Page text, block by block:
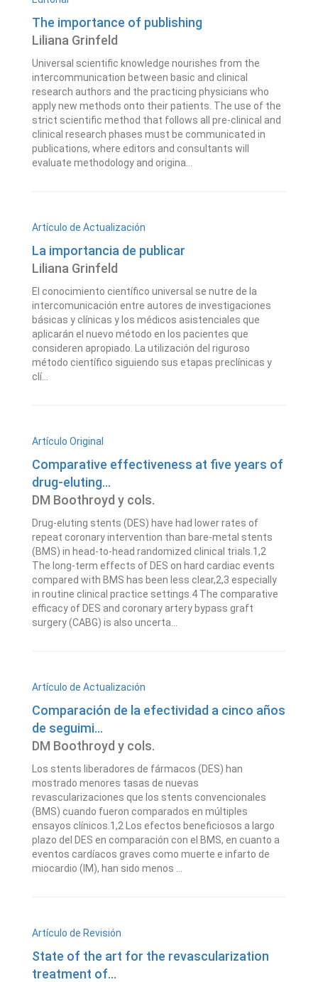
The importance of publishing
Liliana Grinfeld
Universal scientific knowledge nourishes from the
intercommunication between basic and clinical
research authors and the practicing physicians who
apply new methods onto their patients. The use of the
strict scientific method that follows all pre-clinical and
clinical research phases must be communicated in
publications, where editors and consultants will
evaluate methodology and origina...
Artículo de Actualización
La importancia de publicar
Liliana Grinfeld
El conocimiento científico universal se nutre de la
intercomunicación entre autores de investigaciones
básicas y clínicas y los médicos asistenciales que
aplicarán el nuevo método en los pacientes que
consideren apropiado. La utilización del riguroso
método científico siguiendo sus etapas preclínicas y
clí...
Artículo Original
Comparative effectiveness at five years of
drug-eluting...
DM Boothroyd y cols.
Drug-eluting stents (DES) have had lower rates of
repeat coronary intervention than bare-metal stents
(BMS) in head-to-head randomized clinical trials.1,2
The long-term effects of DES on hard cardiac events
compared with BMS has been less clear,2,3 especially
in routine clinical practice settings.4 The comparative
efficacy of DES and coronary artery bypass graft
surgery (CABG) is also uncerta...
Artículo de Actualización
Comparación de la efectividad a cinco años
de seguimi...
DM Boothroyd y cols.
Los stents liberadores de fármacos (DES) han
mostrado menores tasas de nuevas
revascularizaciones que los stents convencionales
(BMS) cuando fueron comparados en múltiples
ensayos clínicos.1,2 Los efectos beneficiosos a largo
plazo del DES en comparación con el BMS, en cuanto a
eventos cardíacos graves como muerte e infarto de
miocardio (IM), han sido menos ...
Artículo de Revisión
State of the art for the revascularization
treatment of...